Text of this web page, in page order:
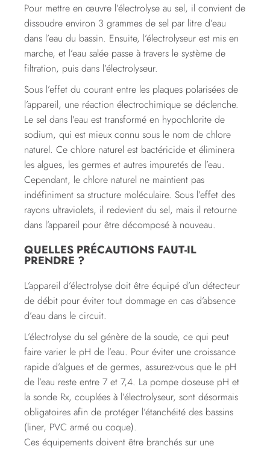
Pour mettre en œuvre l’électrolyse au sel, il convient de
dissoudre environ 3 grammes de sel par litre d’eau
dans l’eau du bassin. Ensuite, l’électrolyseur est mis en
marche, et l’eau salée passe à travers le système de
filtration, puis dans l’électrolyseur.
Sous l’effet du courant entre les plaques polarisées de
l’appareil, une réaction électrochimique se déclenche.
Le sel dans l’eau est transformé en hypochlorite de
sodium, qui est mieux connu sous le nom de chlore
naturel. Ce chlore naturel est bactéricide et éliminera
les algues, les germes et autres impuretés de l’eau.
Cependant, le chlore naturel ne maintient pas
indéfiniment sa structure moléculaire. Sous l’effet des
rayons ultraviolets, il redevient du sel, mais il retourne
dans l’appareil pour être décomposé à nouveau.
QUELLES PRÉCAUTIONS FAUT-IL
PRENDRE ?
L’appareil d’électrolyse doit être équipé d’un détecteur
de débit pour éviter tout dommage en cas d’absence
d’eau dans le circuit.
L’électrolyse du sel génère de la soude, ce qui peut
faire varier le pH de l’eau. Pour éviter une croissance
rapide d’algues et de germes, assurez-vous que le pH
de l’eau reste entre 7 et 7,4. La pompe doseuse pH et
la sonde Rx, couplées à l’électrolyseur, sont désormais
obligatoires afin de protéger l’étanchéité des bassins
(liner, PVC armé ou coque).
Ces équipements doivent être branchés sur une